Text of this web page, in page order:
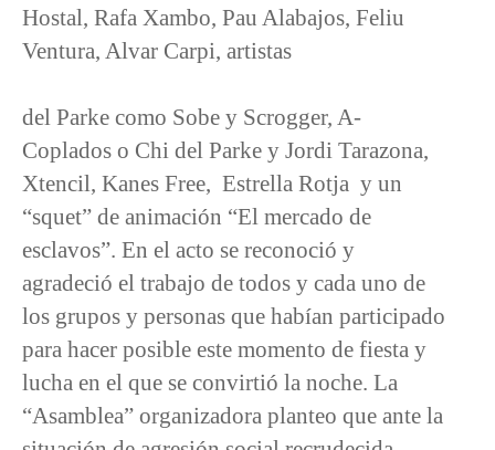
Hostal, Rafa Xambo, Pau Alabajos, Feliu
Ventura, Alvar Carpi, artistas
del Parke como Sobe y Scrogger, A-
Coplados o Chi del Parke y Jordi Tarazona,
Xtencil, Kanes Free, Estrella Rotja y un
“squet” de animación “El mercado de
esclavos”. En el acto se reconoció y
agradeció el trabajo de todos y cada uno de
los grupos y personas que habían participado
para hacer posible este momento de fiesta y
lucha en el que se convirtió la noche. La
“Asamblea” organizadora planteo que ante la